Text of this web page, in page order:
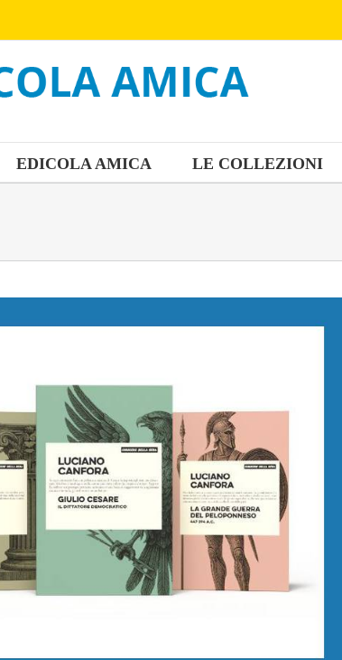
EDICOLA AMICA LE COLLEZIONI